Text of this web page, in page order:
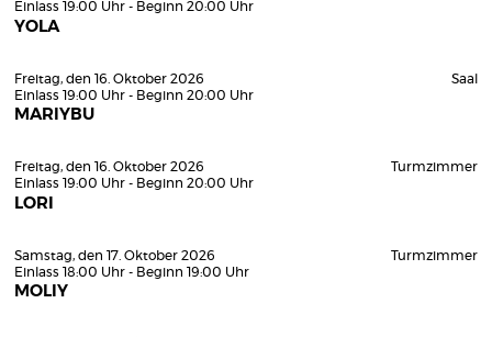
Einlass 19:00 Uhr - Beginn 20:00 Uhr
YOLA
Freitag, den 16. Oktober 2026
Einlass 19:00 Uhr - Beginn 20:00 Uhr
MARIYBU
Saal
Freitag, den 16. Oktober 2026
Einlass 19:00 Uhr - Beginn 20:00 Uhr
LORI
Turmzimmer
Samstag, den 17. Oktober 2026
Einlass 18:00 Uhr - Beginn 19:00 Uhr
MOLIY
Turmzimmer